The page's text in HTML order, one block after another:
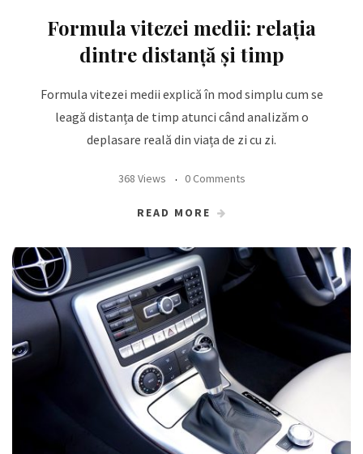
Formula vitezei medii: relația
dintre distanță și timp
Formula vitezei medii explică în mod simplu cum se
leagă distanța de timp atunci când analizăm o
deplasare reală din viața de zi cu zi.
368 Views 0 Comments
READ MORE